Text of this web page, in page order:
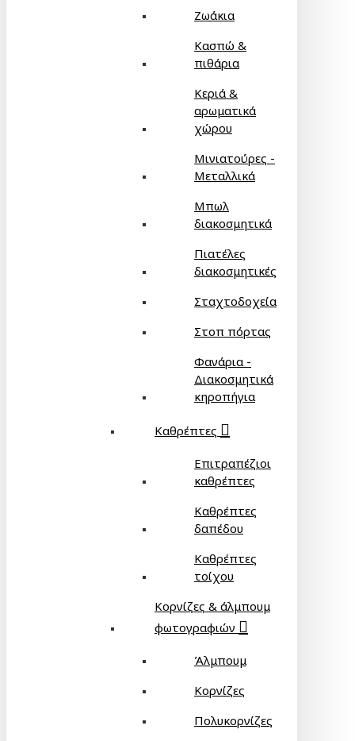
Ζωάκια
Κασπώ &
πιθάρια
Κεριά &
αρωματικά
χώρου
Μινιατούρες -
Μεταλλικά
Μπωλ
διακοσμητικά
Πιατέλες
διακοσμητικές
Σταχτοδοχεία
Στοπ πόρτας
Φανάρια -
Διακοσμητικά
κηροπήγια
Καθρέπτες
Επιτραπέζιοι
καθρέπτες
Καθρέπτες
δαπέδου
Καθρέπτες
τοίχου
Κορνίζες & άλμπουμ
φωτογραφιών
Άλμπουμ
Κορνίζες
Πολυκορνίζες